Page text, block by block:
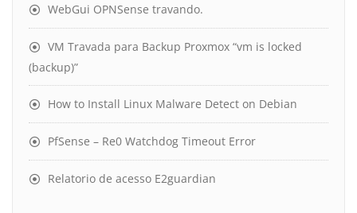
WebGui OPNSense travando.
VM Travada para Backup Proxmox “vm is locked
(backup)”
How to Install Linux Malware Detect on Debian
PfSense – Re0 Watchdog Timeout Error
Relatorio de acesso E2guardian